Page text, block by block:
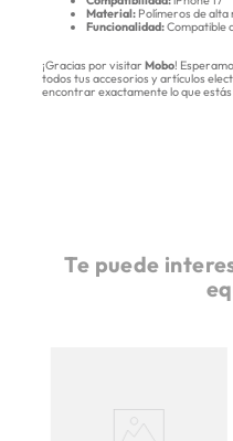
Material: Polímeros de alta
Funcionalidad:Compatible
¡Gracias por visitarMobo!
todos tus accesorios y artículos
encontrar exactamente lo que estás
Te puede